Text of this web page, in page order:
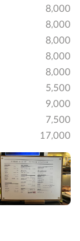
8,000
8,000
8,000
8,000
8,000
5,500
9,000
7,500
17,000